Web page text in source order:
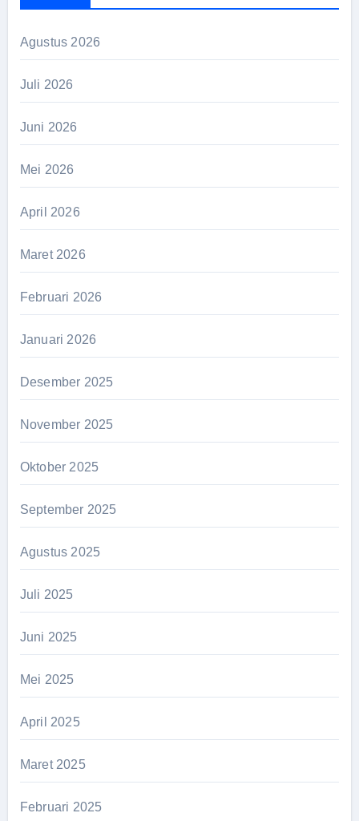
Agustus 2026
Juli 2026
Juni 2026
Mei 2026
April 2026
Maret 2026
Februari 2026
Januari 2026
Desember 2025
November 2025
Oktober 2025
September 2025
Agustus 2025
Juli 2025
Juni 2025
Mei 2025
April 2025
Maret 2025
Februari 2025